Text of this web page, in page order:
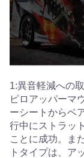
1:異音軽減への
ピロアッパーマ
ーシートからベ
行中にストラッ
ことに成功。ま
トタイプは、ア